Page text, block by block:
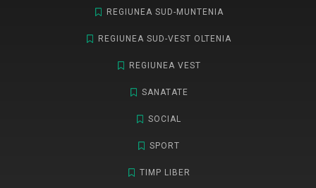
REGIUNEA SUD-MUNTENIA
REGIUNEA SUD-VEST OLTENIA
REGIUNEA VEST
SANATATE
SOCIAL
SPORT
TIMP LIBER